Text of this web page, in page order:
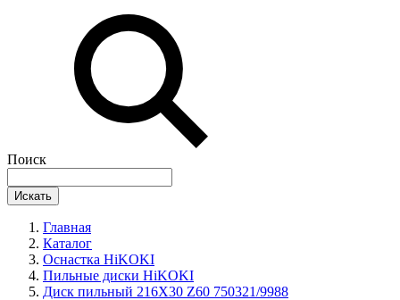
Поиск
Искать
Главная
Каталог
Оснастка HiKOKI
Пильные диски HiKOKI
Диск пильный 216X30 Z60 750321/9988